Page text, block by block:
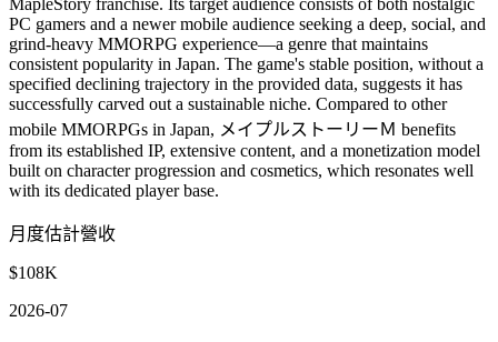
PC gamers and a newer mobile audience seeking a deep, social, and
grind-heavy MMORPG experience—a genre that maintains
consistent popularity in Japan. The game's stable position, without a
specified declining trajectory in the provided data, suggests it has
successfully carved out a sustainable niche. Compared to other
mobile MMORPGs in Japan, メイプルストーリーＭ benefits
from its established IP, extensive content, and a monetization model
built on character progression and cosmetics, which resonates well
with its dedicated player base.
月度估計營收
$108K
2026-07